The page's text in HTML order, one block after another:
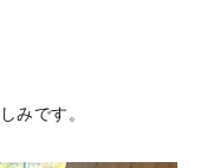
みです。